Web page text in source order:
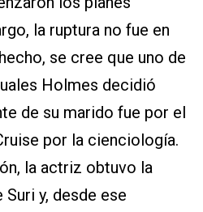
la ruptura no fue en
se cree que uno de
Holmes decidió
de su marido fue por el
por la cienciología.
la actriz obtuvo la
y, desde ese